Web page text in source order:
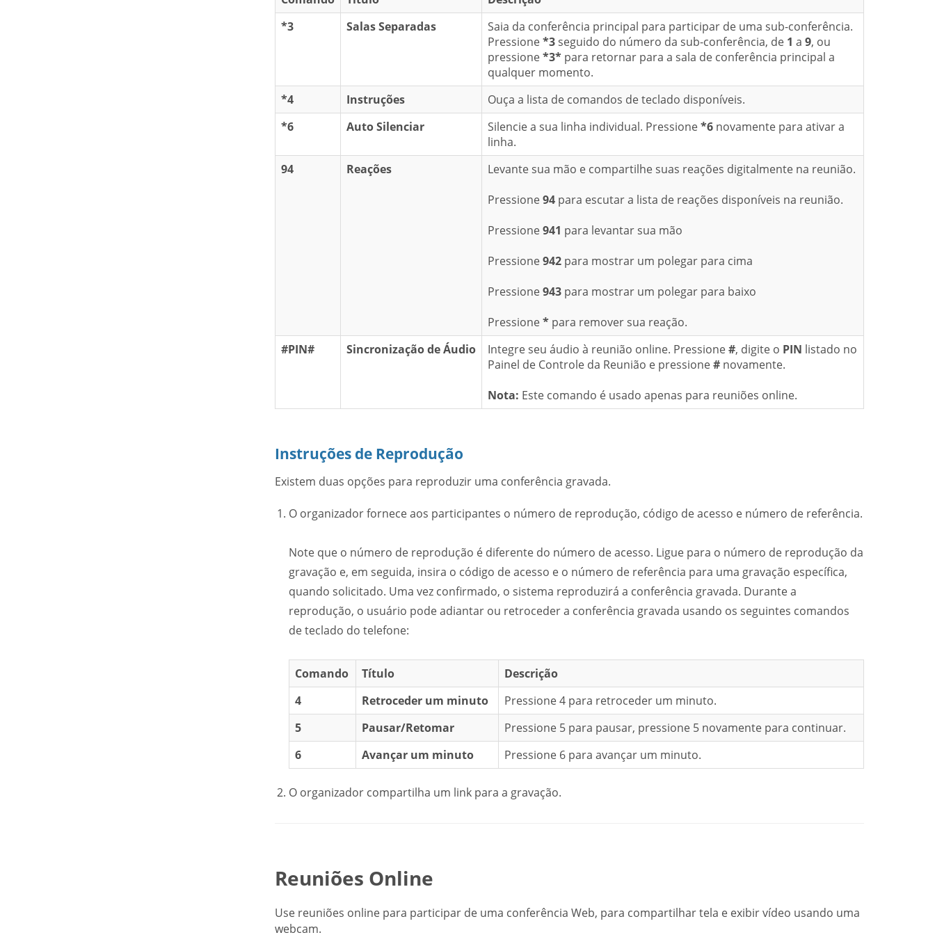
*3
Salas Separadas
Saia da conferência principal para participar de uma sub-conferência.
Pressione*3seguido do número da sub-conferência, de 1 a 9, ou
pressione*3*para retornar para a sala de conferência principal a
qualquer momento.
*4
Instruções
Ouça a lista de comandos de teclado disponíveis.
*6
Auto Silenciar Silencie a sua linha individual. Pressione*6novamente para ativar a
linha.
94
Reações
Levante sua mão e compartilhe suas reações digitalmente na reunião.
Pressione94para escutar a lista de reações disponíveis na reunião.
Pressione941 para levantar sua mão
Pressione942para mostrar um polegar para cima
Pressione943para mostrar um polegar para baixo
Pressione*para remover sua reação.
#PIN#
Sincronização de Áudio Integre seu áudio à reunião online. Pressione#, digite o PIN listado no
Painel de Controle da Reunião e pressione#novamente.
Nota: Este comando é usado apenas para reuniões online.
Instruções de Reprodução
Existem duas opções para reproduzir uma conferência gravada.
O organizador fornece aos participantes o número de reprodução, código de acesso e número de referência.
Note que o número de reprodução é diferente do número de acesso. Ligue para o número de reprodução da
gravação e, em seguida, insira o código de acesso e o número de referência para uma gravação específica,
quando solicitado. Uma vez confirmado, o sistema reproduzirá a conferência gravada. Durante a
reprodução, o usuário pode adiantar ou retroceder a conferência gravada usando os seguintes comandos
de teclado do telefone:
Comando Título
Descrição
4
Retroceder um minuto
Pressione 4 para retroceder um minuto.
5
Pausar/Retomar
Pressione 5 para pausar, pressione 5 novamente para continuar.
6
Avançar um minuto Pressione 6 para avançar um minuto.
O organizador compartilha um link para a gravação.
Reuniões Online
Use reuniões online para participar de uma conferência Web, para compartilhar tela e exibir vídeo usando uma
webcam.